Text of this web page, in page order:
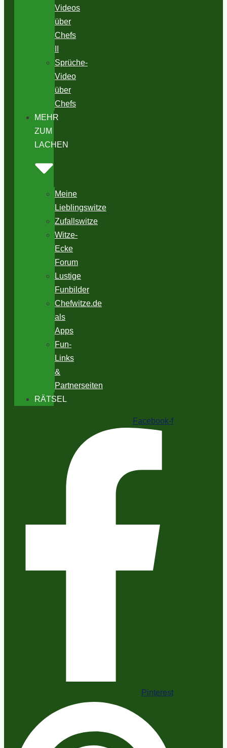
Videos
über
Chefs
Sprüche-
Video
über
Chefs
MEHR
ZUM
LACHEN
Meine
Lieblingswitze
Zufallswitze
Witze-
Ecke
Forum
Lustige
Funbilder
Chefwitze.de
als
Apps
Fun-
Links
&
Partnerseiten
RÄTSEL
Facebook-f
Pinterest